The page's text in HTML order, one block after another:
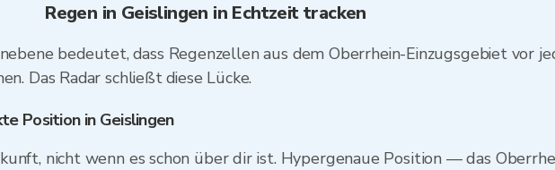
Regen in Geislingen in Echtzeit tracken
bedeutet, dass Regenzellen aus dem Oberrhein-Einzugsgebiet vor
Das Radar schließt diese Lücke.
Position in Geislingen
nicht wenn es schon über dir ist. Hypergenaue Position — das